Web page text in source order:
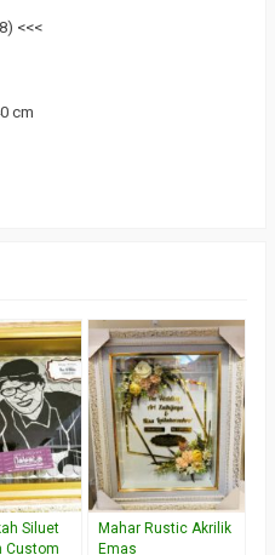
<<<
cm
Siluet
Custom
Mahar Rustic Akrilik
Emas